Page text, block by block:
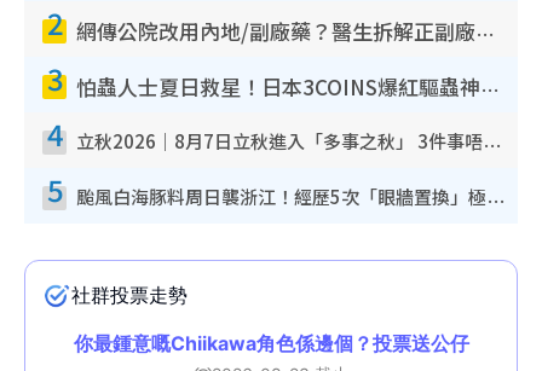
2 網傳公院改用內地/副廠藥？醫生拆解正副廠分別 揭4類人換藥隨時出事
3 怕蟲人士夏日救星！日本3COINS爆紅驅蟲神器$45起 1招「全程免觸碰」輕鬆搞定小強
4 立秋2026｜8月7日立秋進入「多事之秋」 3件事唔做得！專家教6招開運 清枱頭／銀包納氣接好運
5 颱風白海豚料周日襲浙江！經歷5次「眼牆置換」極罕見 成登陸內地最長途颱風